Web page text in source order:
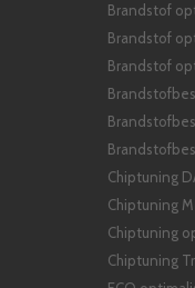
Brandstof
Brandstof
Brandstof
Chiptuning
Chiptuning
Chiptuning
Chiptuning